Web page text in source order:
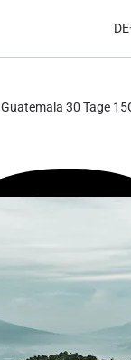
DE
Guatemala 30 Tage